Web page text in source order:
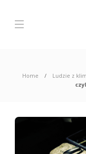
Home Ludzie z